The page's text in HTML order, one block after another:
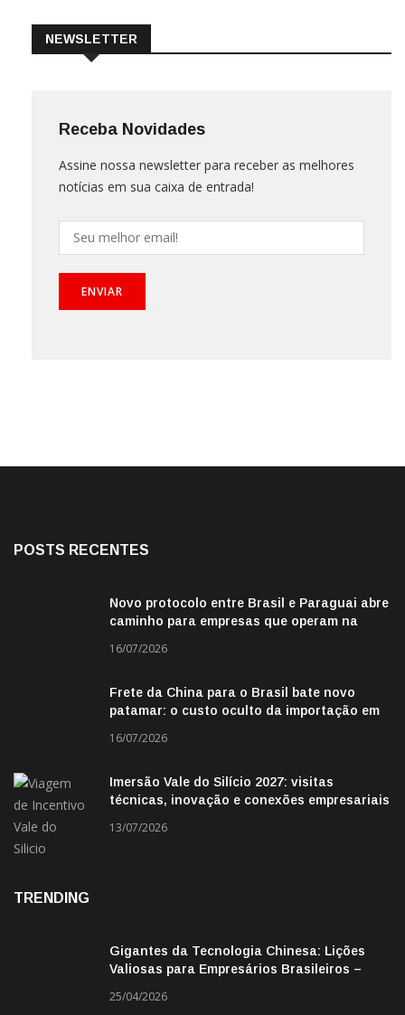
NEWSLETTER
Receba Novidades
Assine nossa newsletter para receber as melhores
notícias em sua caixa de entrada!
POSTS RECENTES
Novo protocolo entre Brasil e Paraguai abre
caminho para empresas que operam na
16/07/2026
Frete da China para o Brasil bate novo
patamar: o custo oculto da importação em
16/07/2026
Imersão Vale do Silício 2027: visitas
técnicas, inovação e conexões empresariais
13/07/2026
TRENDING
Gigantes da Tecnologia Chinesa: Lições
Valiosas para Empresários Brasileiros –
25/04/2026